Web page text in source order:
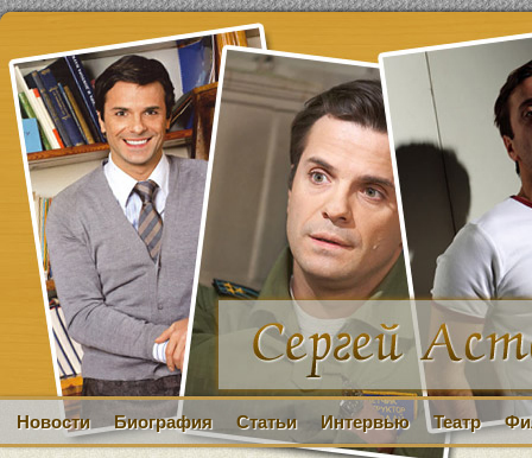
Новости Биография Статьи Интервью Театр